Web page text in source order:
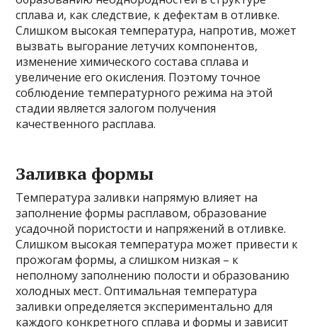
сплава и, как следствие, к дефектам в отливке.
Слишком высокая температура, напротив, может
вызвать выгорание летучих компонентов,
изменение химического состава сплава и
увеличение его окисления. Поэтому точное
соблюдение температурного режима на этой
стадии является залогом получения
качественного расплава.
Заливка формы
Температура заливки напрямую влияет на
заполнение формы расплавом, образование
усадочной пористости и напряжений в отливке.
Слишком высокая температура может привести к
прожогам формы, а слишком низкая – к
неполному заполнению полости и образованию
холодных мест. Оптимальная температура
заливки определяется экспериментально для
каждого конкретного сплава и формы и зависит